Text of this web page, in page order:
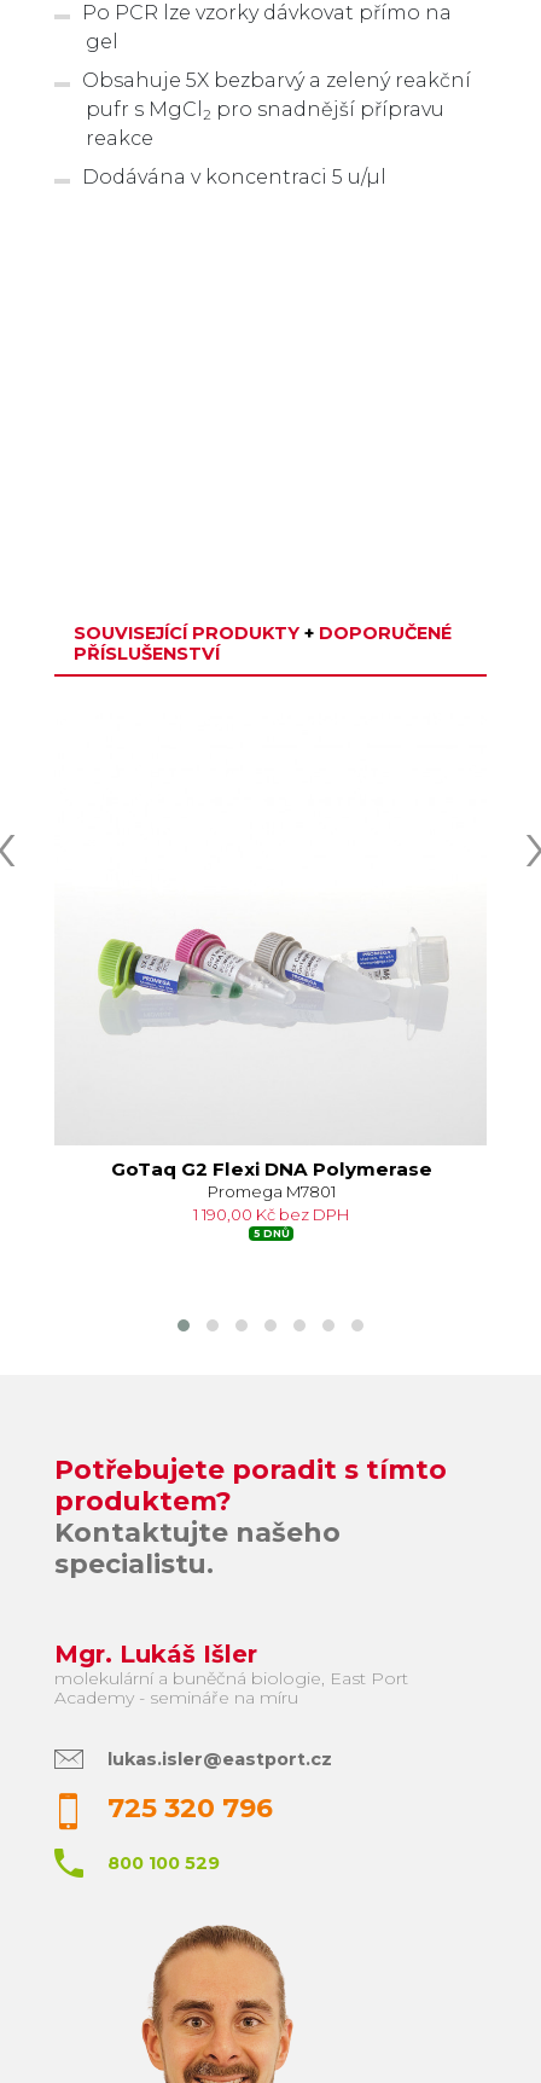
Po PCR lze vzorky dávkovat přímo na
gel
Obsahuje 5X bezbarvý a zelený reakční
pufr s MgCl 2 pro snadnější přípravu
reakce
Dodávána v koncentraci 5 u/µl
SOUVISEJÍCÍ PRODUKTY +DOPORUČENÉ
PŘÍSLUŠENSTVÍ
GoTaq G2 Flexi DNA Polymerase
Promega M7801
1 190,00 Kč bez DPH
5 DNŮ
Potřebujete poradit s tímto
produktem?
Kontaktujte našeho
specialistu.
Mgr. Lukáš Išler
molekulární a buněčná biologie, East Port
Academy - semináře na míru
lukas.isler@eastport.cz
725 320 796
800 100 529